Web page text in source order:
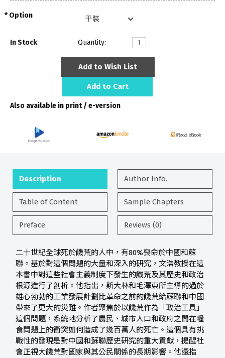
Option
In Stock Quantity:
Add to Wish List
Add to Cart
Also available in print / e-version
Description Author Info.
Table of Content Sample Chapters
Preface Reviews (0)
二十世紀全球死於饑荒的人中，有80%喪命於中國和蘇
聯。基於對這個問題的大量和深入的研究，文浩教授在這
本書中對這些社會主義制度下發生的饑荒及其歷史和政治
根源進行了剖析。他指出，斯大林和毛澤東所主導的過於
雄心勃勃的工業發展計劃比革命之前的饑荒給蘇聯和中國
帶來了更大的災難。作者聚焦於以饑荒作為「政治工具」
這個問題，系統地分析了農民、城市人口和政府之間在糧
食問題上的衝突如何造成了幾百萬人的死亡。這個具有挑
戰性的發現是對中國和蘇聯歷史研究的重大貢獻，提醒社
會正視大饑荒對國家與其公民關係的長期影響。他還指